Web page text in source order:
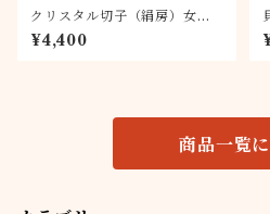
クリスタル切子（絹房）女性
用
¥4,400
商品一覧